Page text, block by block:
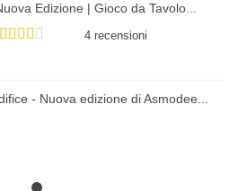
Edizione | Gioco da Tavolo...
4 recensioni
- Nuova edizione di Asmodee...